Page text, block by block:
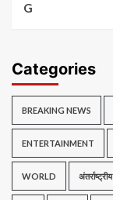
G
Categories
BREAKING NEWS
ENTERTAINMENT
WORLD अंतर्राष्ट्रीय